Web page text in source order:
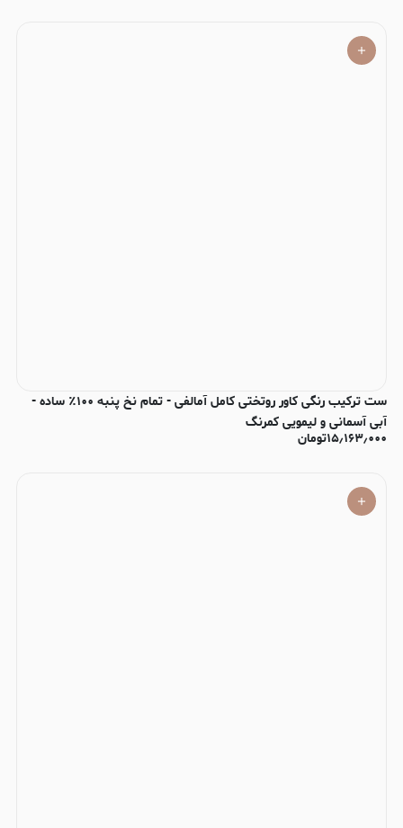
ست ترکیب رنگی کاور روتختی کامل آمالفی - تمام نخ پنبه ۱۰۰٪ ساده -
آبی آسمانی و لیمویی کمرنگ
۱۵٫۱۶۳٫۰۰۰تومان